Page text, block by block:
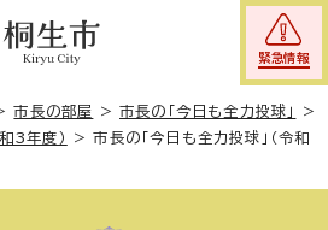
緊急情報
市長の部屋 >市長の「今日も全力投球」
>
3年度）
>市長の「今日も全力投球」（令和